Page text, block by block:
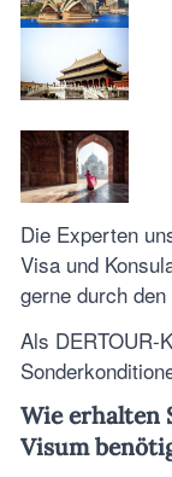
Die Experten
Visa und
gerne durch
Als DERTOUR-
Wie erhalten
Visum